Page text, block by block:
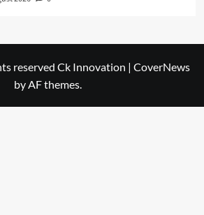
reserved Ck Innovation | CoverNews
by AF themes.